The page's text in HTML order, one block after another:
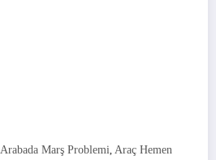
Arabada Marş Problemi Araç Hemen